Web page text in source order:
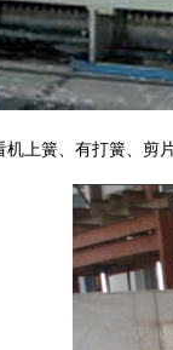
簧、有打簧、剪